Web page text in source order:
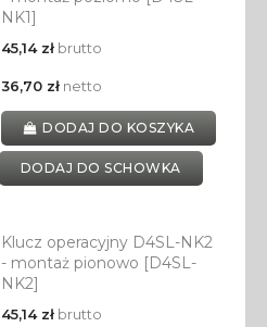
NK1]
45,14 złbrutto
36,70 złnetto
DODAJ DO KOSZYKA
DODAJ DO SCHOWKA
Klucz operacyjny D4SL-NK2
- montaż pionowo [D4SL-
NK2]
45,14 złbrutto